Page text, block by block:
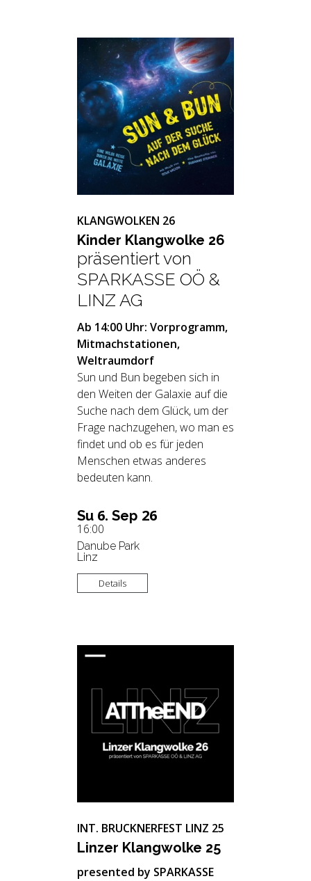
Su 6. Sep 26
16:00
Danube Park
Linz
KLANGWOLKEN 26
Kin­der Klang­wol­ke 26
präsentiert von
SPARKASSE OÖ &
LINZ AG
Ab 14:00 Uhr: Vorprogramm,
Mitmachstationen,
Weltraumdorf
Sun und Bun begeben sich in
den Weiten der Galaxie auf die
Suche nach dem Glück, um der
Frage nachzugehen, wo man es
findet und ob es für jeden
Menschen etwas anderes
bedeuten kann.
Details
INT. BRUCKNERFEST LINZ 25
Lin­zer Klang­wol­ke 25
presented by SPARKASSE